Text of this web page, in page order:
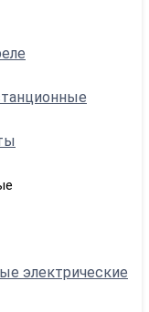
электрические